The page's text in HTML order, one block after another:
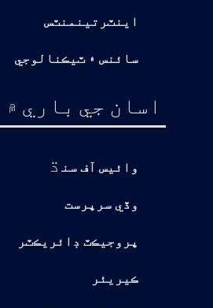
اينٽرتينمنٽس
سائنس ۽ ٽيڪنالوجي
اسان جي باري ۾
وائيس آف سن ڌ
وڏي سرپرست
پروجيڪٽ ڊائريڪٽر
ڪيريئر